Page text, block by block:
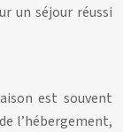
un séjour réussi
est souvent
l’hébergement,